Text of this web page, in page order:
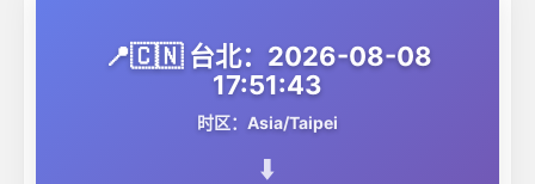
📍🇨🇳 台北：2026-08-08
17:51:43
时区：Asia/Taipei
⬇️